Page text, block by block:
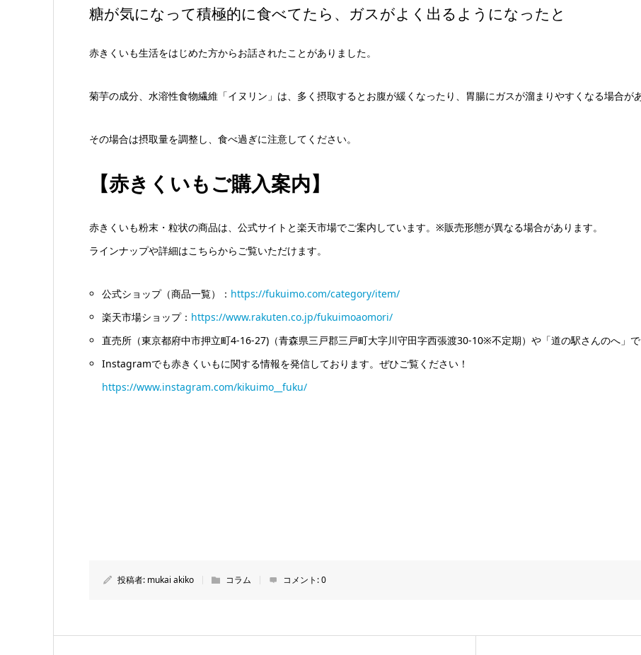
糖が気になって積極的に食べてたら、ガスがよく出るようになったと
赤きくいも生活をはじめた方からお話されたことがありました。
菊芋の成分、水溶性食物繊維「イヌリン」は、多く摂取するとお腹が緩くなったり、胃腸にガスが溜まりやすくなる場合があ
その場合は摂取量を調整し、食べ過ぎに注意してください。
【赤きくいもご購入案内】
赤きくいも粉末・粒状の商品は、公式サイトと楽天市場でご案内しています。※販売形態が異なる場合があります。
ラインナップや詳細はこちらからご覧いただけます。
公式ショップ（商品一覧）： https://fukuimo.com/category/item/
楽天市場ショップ： https://www.rakuten.co.jp/fukuimoaomori/
直売所（東京都府中市押立町4-16-27)（青森県三戸郡三戸町大字川守田字西張渡30-10※不定期）や「道の駅さんのへ」で
Instagramでも赤きくいもに関する情報を発信しております。ぜひご覧ください！
https://www.instagram.com/kikuimo__fuku/
投稿者: mukai akiko コラム コメント:0